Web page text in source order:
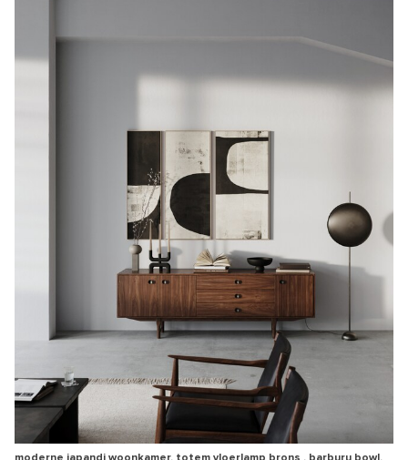
moderne japandi woonkamer, totem vloerlamp brons , barburu bowl,